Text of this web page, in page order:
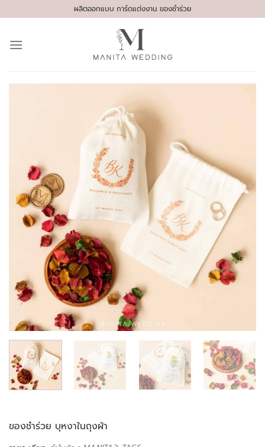
to
ผลิตออกแบบ การ์ดแต่งงาน ของชำร่วย
ของชำร่วย บุหงาในถุงผ้า